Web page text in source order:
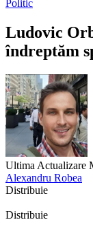
Politic
Ludovic
îndreptăm
Ultima Actualizare
Alexandru Robea
Distribuie
Distribuie